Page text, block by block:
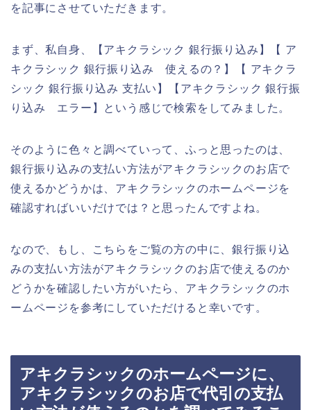
を記事にさせていただきます。
まず、私自身、【アキクラシック 銀行振り込み】【 ア
キクラシック 銀行振り込み 使えるの？】【 アキクラ
シック 銀行振り込み 支払い】【アキクラシック 銀行振
り込み エラー】という感じで検索をしてみました。
そのように色々と調べていって、ふっと思ったのは、
銀行振り込みの支払い方法がアキクラシックのお店で
使えるかどうかは、アキクラシックのホームページを
確認すればいいだけでは？と思ったんですよね。
なので、もし、こちらをご覧の方の中に、銀行振り込
みの支払い方法がアキクラシックのお店で使えるのか
どうかを確認したい方がいたら、アキクラシックのホ
ームページを参考にしていただけると幸いです。
アキクラシックのホームページに、
アキクラシックのお店で代引の支払